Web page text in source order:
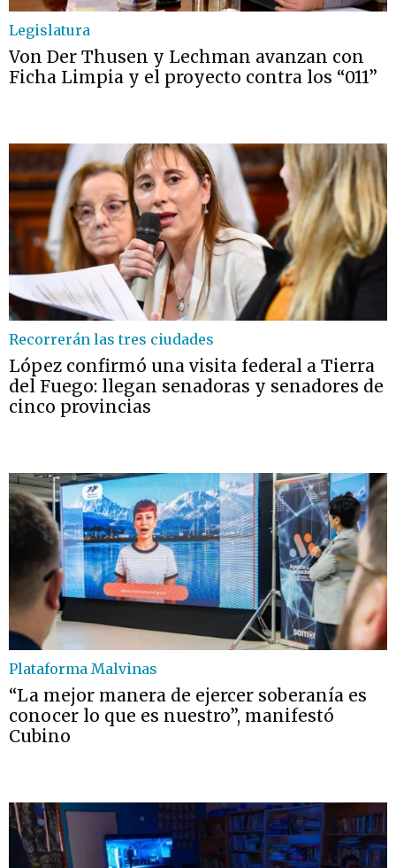
Legislatura
Von Der Thusen y Lechman avanzan con
Ficha Limpia y el proyecto contra los “011”
Recorrerán las tres ciudades
López confirmó una visita federal a Tierra
del Fuego: llegan senadoras y senadores de
cinco provincias
Plataforma Malvinas
“La mejor manera de ejercer soberanía es
conocer lo que es nuestro”, manifestó
Cubino